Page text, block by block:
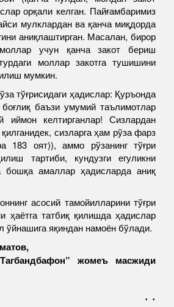
орқали келган. Пайғамбаримиз
мулклардан ва қанча миқдорда
аниқлаштирган. Масалан, бирор
учун қанча закот бериш
моллар закотга тушишини
мумкин.
тўғрисидаги ҳадислар: Қуръонда
баъзи умумий таълимотлар
келтирганлар! Сизлардан
сизларга ҳам рўза фарз
183 оят)), аммо рўзанинг тўғри
тартиби, кундузги егуликни
бошқа амаллар ҳадисларда аниқ
асосий тамойилларини тўғри
ҳаётга татбиқ қилишда ҳадислар
ўйнашига яқиндан намоён бўлади.
жомеъ масжиди
. .